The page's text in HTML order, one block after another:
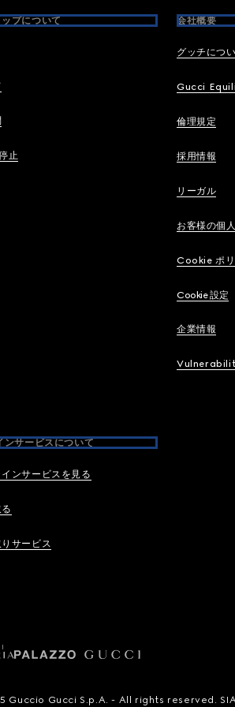
プについて
止
会社概要
グッチにつ
Gucci
倫理規定
採用情報
リーガル
お客様の個
Cookie ポリ
Cookie 設定
企業情報
ンサービスについて
ンサービスを見る
サービス
Guccio Gucci S.p.A. - All rights reserved.